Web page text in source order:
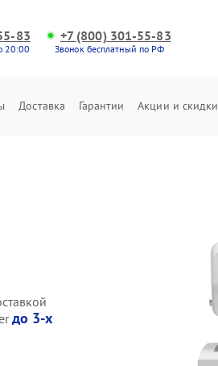
83
20:00
+7 (800) 301-55-83
Звонок бесплатный по РФ
Доставка Гарантии Акции и скидки
до 3-х